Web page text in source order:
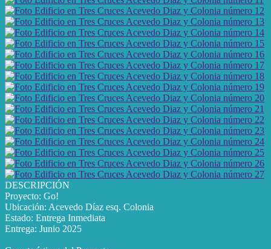
DESCRIPCIÓN
Proyecto: Go!
Ubicación: Acevedo Díaz esq. Colonia
Estado: Entrega Inmediata
Entrega: Junio 2025